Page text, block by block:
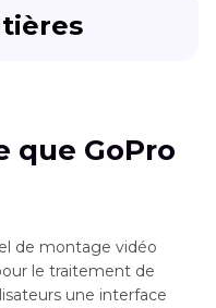
est-il abandonné
GoPro
que GoPro
de montage vidéo
le traitement de
une interface